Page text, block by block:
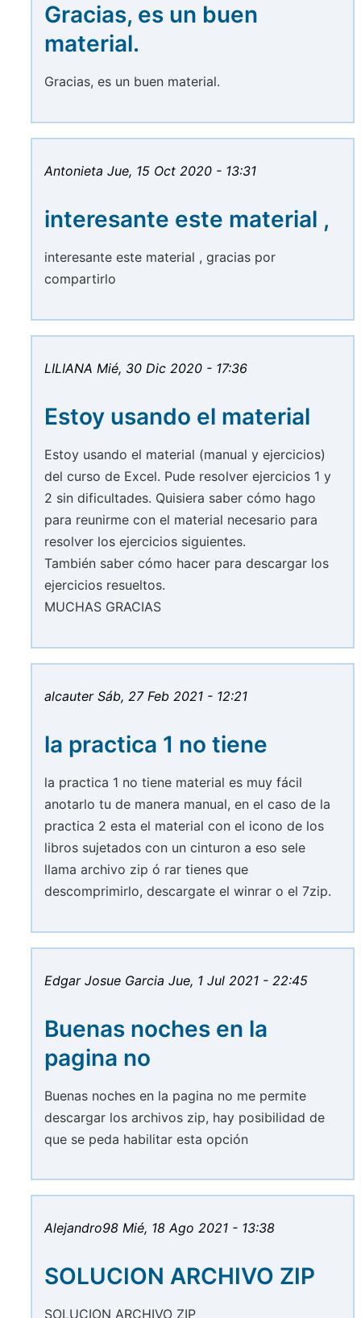
Gracias, es un buen
material.
Gracias, es un buen material.
Antonieta Jue, 15 Oct 2020 - 13:31
interesante este material ,
interesante este material , gracias por
compartirlo
LILIANA Mié, 30 Dic 2020 - 17:36
Estoy usando el material
Estoy usando el material (manual y ejercicios)
del curso de Excel. Pude resolver ejercicios 1 y
2 sin dificultades. Quisiera saber cómo hago
para reunirme con el material necesario para
resolver los ejercicios siguientes.
También saber cómo hacer para descargar los
ejercicios resueltos.
MUCHAS GRACIAS
alcauter Sáb, 27 Feb 2021 - 12:21
la practica 1 no tiene
la practica 1 no tiene material es muy fácil
anotarlo tu de manera manual, en el caso de la
practica 2 esta el material con el icono de los
libros sujetados con un cinturon a eso sele
llama archivo zip ó rar tienes que
descomprimirlo, descargate el winrar o el 7zip.
Edgar Josue Garcia Jue, 1 Jul 2021 - 22:45
Buenas noches en la
pagina no
Buenas noches en la pagina no me permite
descargar los archivos zip, hay posibilidad de
que se peda habilitar esta opción
Alejandro98 Mié, 18 Ago 2021 - 13:38
SOLUCION ARCHIVO ZIP
SOLUCION ARCHIVO ZIP